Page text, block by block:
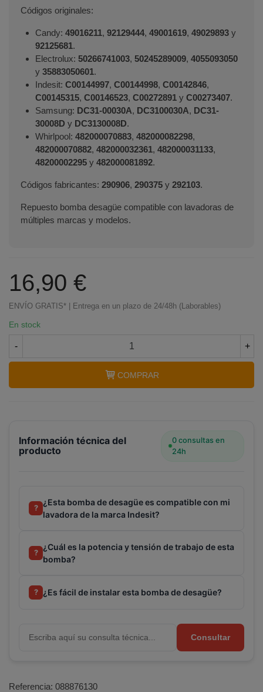
Códigos originales:
Candy: 49016211, 92129444, 49001619, 49029893 y
92125681.
Electrolux: 50266741003, 50245289009, 4055093050
y 35883050601.
Indesit: C00144997, C00144998, C00142846,
C00145315, C00146523, C00272891 y C00273407.
Samsung: DC31-00030A, DC3100030A, DC31-
30008D y DC3130008D.
Whirlpool: 482000070883, 482000082298,
482000070882, 482000032361, 482000031133,
48200002295 y 482000081892.
Códigos fabricantes: 290906, 290375 y 292103.
Repuesto bomba desagüe compatible con lavadoras de
múltiples marcas y modelos.
16,90 €
ENVÍO GRATIS* | Entrega en un plazo de 24/48h (Laborables)
En stock
- +
COMPRAR
Información técnica del
producto
0 consultas en
24h
?
¿Esta bomba de desagüe es compatible con mi
lavadora de la marca Indesit?
?
¿Cuál es la potencia y tensión de trabajo de esta
bomba?
? ¿Es fácil de instalar esta bomba de desagüe?
Consultar
Referencia: 088876130